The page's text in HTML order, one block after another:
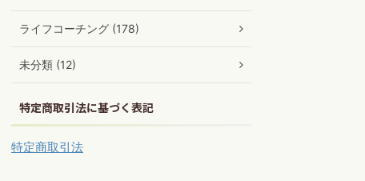
ライフコーチング (178)
未分類 (12)
特定商取引法に基づく表記
特定商取引法